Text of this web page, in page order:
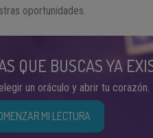
oportunidades.
QUE BUSCAS YA
un oráculo y abrir tu corazón.
MI LECTURA